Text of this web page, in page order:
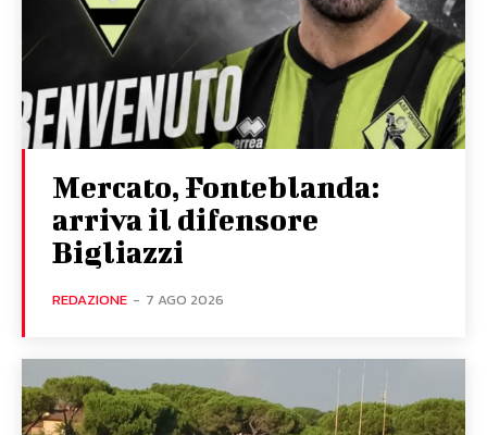
Mercato, Fonteblanda:
arriva il difensore
Bigliazzi
REDAZIONE - 7 AGO 2026